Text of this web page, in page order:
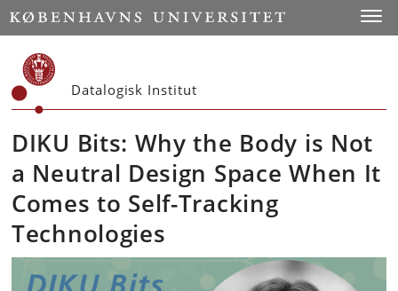
Start
Datalogisk Institut
DIKU Bits: Why the Body is Not
a Neutral Design Space When It
Comes to Self-Tracking
Technologies